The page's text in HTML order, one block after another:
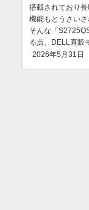
搭載されており
機能もとうさい
そんな「
る点、DELL直販
2026年5月31日